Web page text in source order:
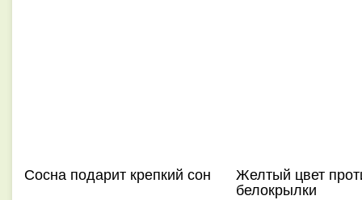
Сосна подарит крепкий сон Желтый цвет
белокрылки